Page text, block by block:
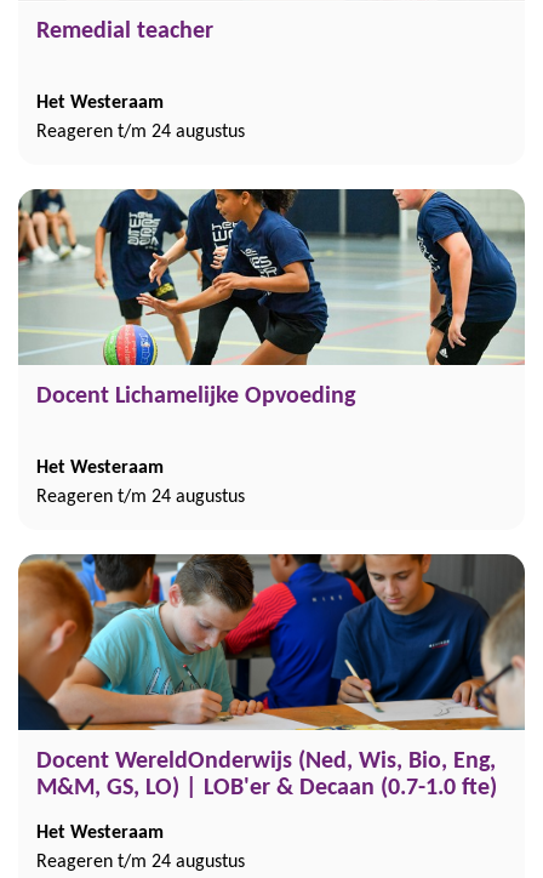
Remedial teacher
Het Westeraam
Reageren t/m 24 augustus
Docent Lichamelijke Opvoeding
Het Westeraam
Reageren t/m 24 augustus
Docent WereldOnderwijs (Ned, Wis, Bio, Eng,
M&M, GS, LO) | LOB'er & Decaan (0.7-1.0 fte)
Het Westeraam
Reageren t/m 24 augustus